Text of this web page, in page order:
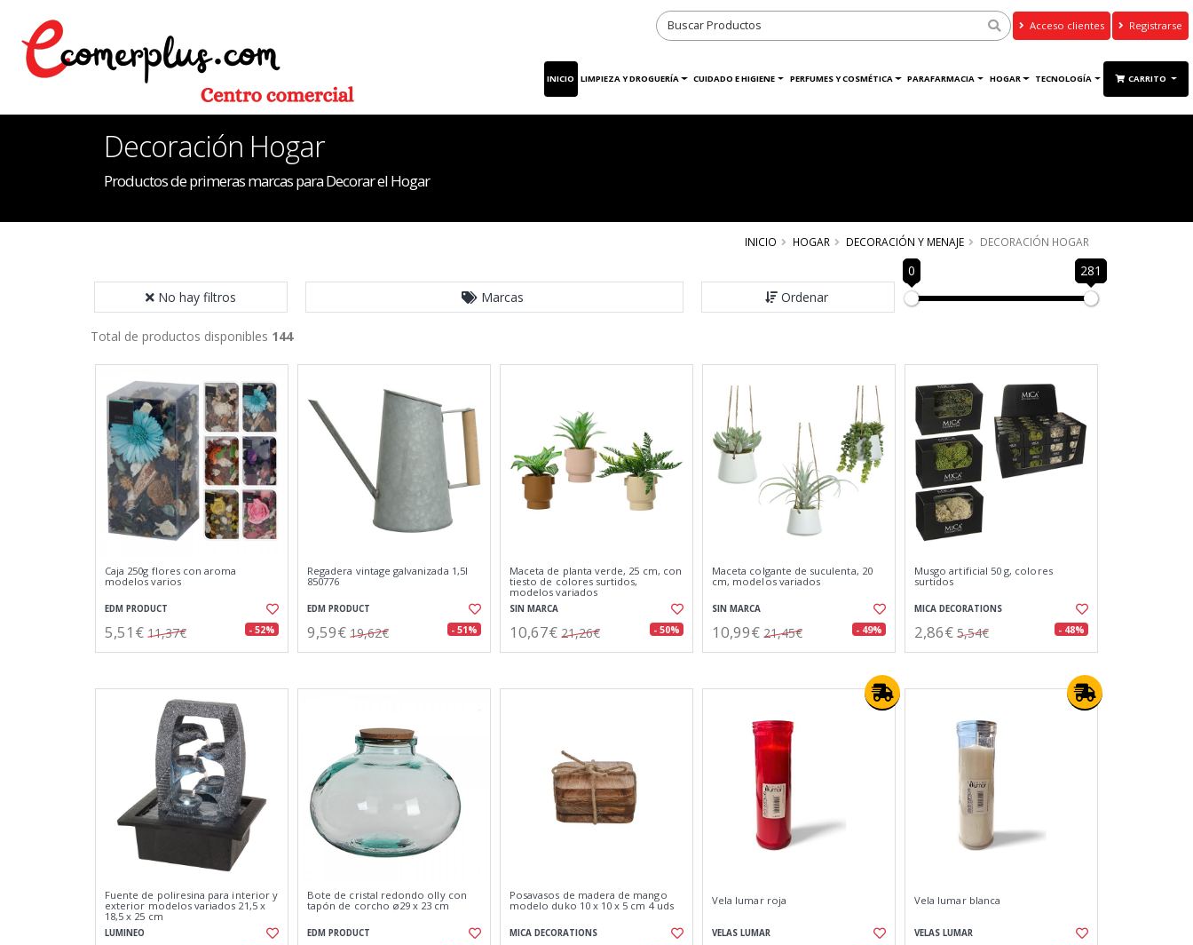
Acceso clientes Registrarse
INICIO LIMPIEZA Y DROGUERÍA CUIDADO E HIGIENE PERFUMES Y COSMÉTICA PARAFARMACIA HOGAR TECNOLOGÍA CARRITO
Decoración Hogar
Productos de primeras marcas para Decorar el Hogar
INICIO HOGAR DECORACIÓN Y MENAJE DECORACIÓN HOGAR
No hay filtros Marcas Ordenar
0 281
Total de productos disponibles 144
Caja 250g flores con aroma
modelos varios
EDM PRODUCT
5,51€ 11,37€ - 52%
Regadera vintage galvanizada 1,5l
850776
EDM PRODUCT
9,59€ 19,62€ - 51%
Maceta de planta verde, 25 cm, con
tiesto de colores surtidos,
modelos variados
SIN MARCA
10,67€ 21,26€ - 50%
Maceta colgante de suculenta, 20
cm, modelos variados
SIN MARCA
10,99€ 21,45€ - 49%
Musgo artificial 50 g, colores
surtidos
MICA DECORATIONS
2,86€ 5,54€ - 48%
Fuente de poliresina para interior y
exterior modelos variados 21,5 x
18,5 x 25 cm
LUMINEO
Bote de cristal redondo olly con
tapón de corcho ø29 x 23 cm
EDM PRODUCT
Posavasos de madera de mango
modelo duko 10 x 10 x 5 cm 4 uds
MICA DECORATIONS
Vela lumar roja
VELAS LUMAR
Vela lumar blanca
VELAS LUMAR